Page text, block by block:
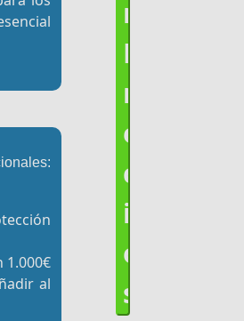
r
P
r
e
c
i
o
s
1.000€
al